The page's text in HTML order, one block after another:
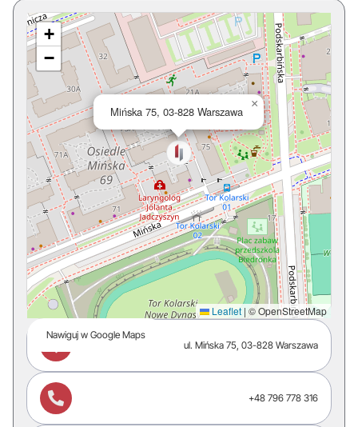
Mińska 75, 03-828 Warszawa
×
+
−
Leaflet | © OpenStreetMap
Nawiguj w Google Maps
ul. Mińska 75, 03-828 Warszawa
 +48 796 778 316